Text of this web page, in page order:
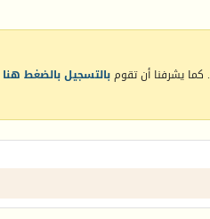
. كما يشرفنا أن تقومبالتسجيل بالضغط هنا